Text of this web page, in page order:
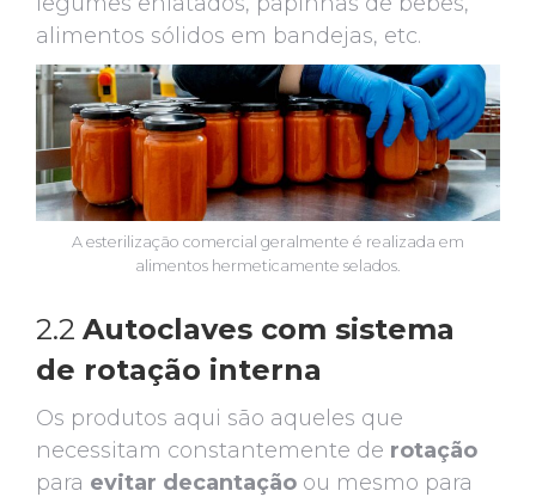
alimentos sólidos em bandejas, etc.
A esterilização comercial geralmente é realizada em
alimentos hermeticamente selados.
2.2 Autoclaves com sistema
de rotação interna
Os produtos aqui são aqueles que
necessitam constantemente de rotação
para evitar decantação ou mesmo para